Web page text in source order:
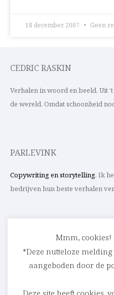
18 december 2007 Geen
CEDRIC RASKIN
Verhalen in woord en beeld. Uit
de wereld. Omdat schoonheid
PARLEVINK
Copywriting en storytelling. Ik
bedrijven hun beste verhalen
Schrijf ik straks mee aan jouw
heel graag op
Mmm, cookies!
*Deze nutteloze
aangeboden door de